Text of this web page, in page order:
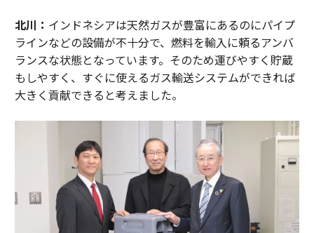
北川： インドネシアは天然ガスが豊富にあるのにパイプ
ラインなどの設備が不十分で、燃料を輸入に頼るアンバ
ランスな状態となっています。そのため運びやすく貯蔵
もしやすく、すぐに使えるガス輸送システムができれば
大きく貢献できると考えました。